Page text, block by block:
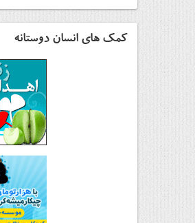
کمک های انسان دوستانه